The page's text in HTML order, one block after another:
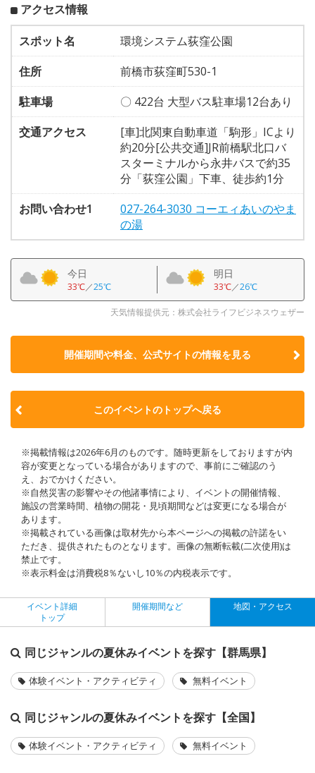
アクセス情報
スポット名
環境システム荻窪公園
住所
前橋市荻窪町530-1
駐車場
〇 422台 大型バス駐車場12台あり
交通アクセス
[車]北関東自動車道「駒形」ICより
約20分[公共交通]JR前橋駅北口バ
スターミナルから永井バスで約35
分「荻窪公園」下車、徒歩約1分
お問い合わせ1
027-264-3030 コーエィあいのやま
の湯
今日
33℃／25℃
明日
33℃／26℃
天気情報提供元：株式会社ライフビジネスウェザー
開催期間や料金、公式サイトの情報を見る
このイベントのトップへ戻る
※掲載情報は2026年6月のものです。随時更新をしておりますが内
容が変更となっている場合がありますので、事前にご確認のう
え、おでかけください。
※自然災害の影響やその他諸事情により、イベントの開催情報、
施設の営業時間、植物の開花・見頃期間などは変更になる場合が
あります。
※掲載されている画像は取材先から本ページへの掲載の許諾をい
ただき、提供されたものとなります。画像の無断転載(二次使用)は
禁止です。
※表示料金は消費税8％ないし10％の内税表示です。
イベント詳細
トップ
開催期間など 地図・アクセス
同じジャンルの夏休みイベントを探す【群馬県】
体験イベント・アクティビティ 無料イベント
同じジャンルの夏休みイベントを探す【全国】
体験イベント・アクティビティ 無料イベント